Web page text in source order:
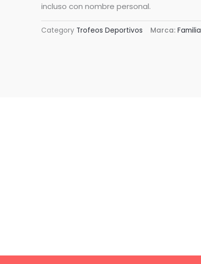
incluso con nombre personal.
Category Trofeos Deportivos Marca: